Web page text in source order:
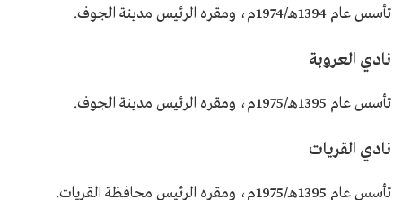
تأسس عام 1394هـ/1974م، ومقره الرئيس مدينة الجوف.
نادي العروبة
تأسس عام 1395هـ/1975م، ومقره الرئيس مدينة الجوف.
نادي القريات
تأسس عام 1395هـ/1975م، ومقره الرئيس محافظة القريات.